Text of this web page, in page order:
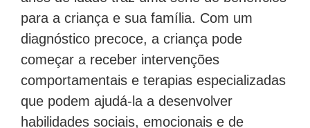
para a criança e sua família. Com um
diagnóstico precoce, a criança pode
começar a receber intervenções
comportamentais e terapias especializadas
que podem ajudá-la a desenvolver
habilidades sociais, emocionais e de